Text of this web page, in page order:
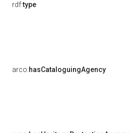
rdf:type
arco:hasCataloguingAgency